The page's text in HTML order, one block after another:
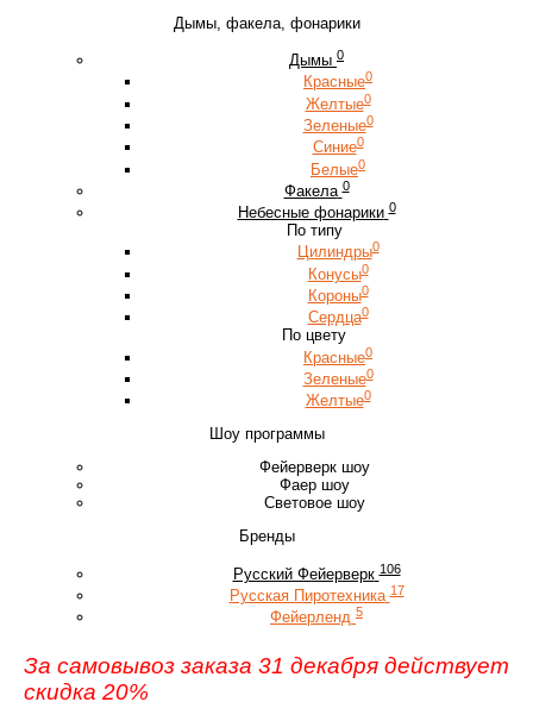
Дымы, факела, фонарики
Дымы 0
Красные0
Желтые0
Зеленые0
Синие0
Белые0
Факела 0
Небесные фонарики 0
По типу
Цилиндры0
Конусы0
Короны0
Сердца0
По цвету
Красные0
Зеленые0
Желтые0
Шоу программы
Фейерверк шоу
Фаер шоу
Световое шоу
Бренды
Русский Фейерверк 106
Русская Пиротехника 17
Фейерленд 5
За самовывоз заказа 31 декабря действует
скидка 20%